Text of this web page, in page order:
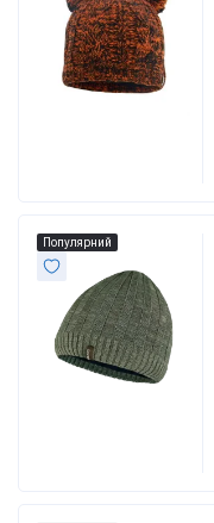
Популярний